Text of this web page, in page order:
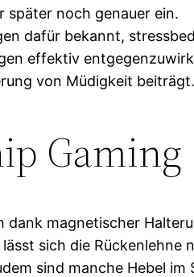
später noch genauer ein.
dafür bekannt,
effektiv
von Müdigkeit beiträgt.
Gaming
dank magnetischer
sich die Rückenlehne
sind manche Hebel im